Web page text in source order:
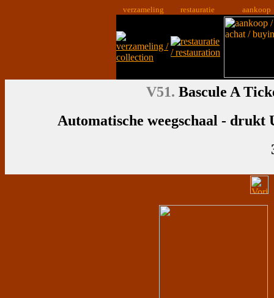
verzameling restauratie aankoop
V51. Bascule A
Automatische weegschaal - drukt